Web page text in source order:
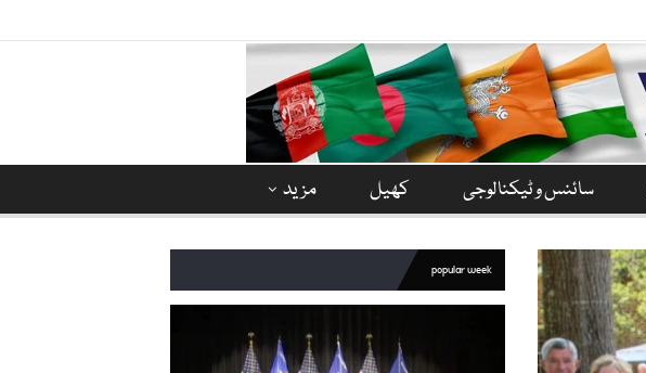
سائنس و ٹیکنالوجی کھیل مزید
popular week